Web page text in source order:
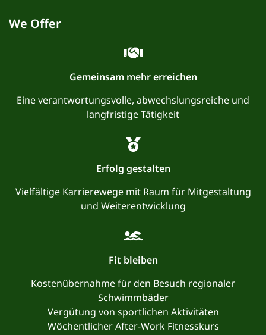
We Offer
Gemeinsam mehr erreichen
Eine verantwortungsvolle, abwechslungsreiche und
langfristige Tätigkeit
Erfolg gestalten
Vielfältige Karrierewege mit Raum für Mitgestaltung
und Weiterentwicklung
Fit bleiben
Kostenübernahme für den Besuch regionaler
Schwimmbäder
Vergütung von sportlichen Aktivitäten
Wöchentlicher After-Work Fitnesskurs